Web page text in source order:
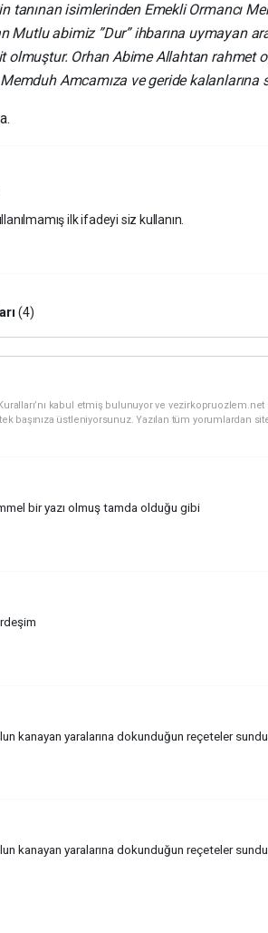
tanınan isimlerinden Emekli Ormancı
Mutlu abimiz ”Dur” ihbarına uymayan
olmuştur. Orhan Abime Allahtan rahmet
Amcamıza ve geride kalanlarına
ilk ifadeyi siz kullanın.
(4)
kabul etmiş bulunuyor ve
başınıza üstleniyorsunuz. Yazılan tüm yorumlardan
bir yazı olmuş tamda olduğu gibi
kanayan yaralarına dokunduğun reçeteler
kanayan yaralarına dokunduğun reçeteler